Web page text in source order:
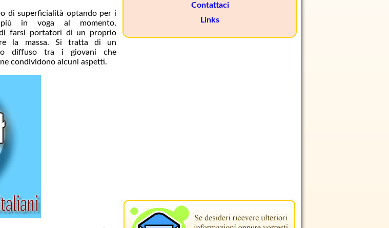
di superficialità optando per i
più in voga al momento,
farsi portatori di un proprio
la massa. Si tratta di un
diffuso tra i giovani che
condividono alcuni aspetti.
Contattaci
Links